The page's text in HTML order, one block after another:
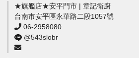
★旗艦店★安平門市 | 章記衛廚
台南市安平區永華路二段1057號
06-2958080
@543slobr